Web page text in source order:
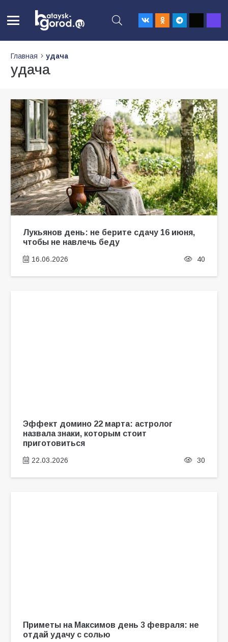
Главная удача
удача
Лукьянов день: не берите сдачу 16 июня,
чтобы не навлечь беду
16.06.2026 40
Эффект домино 22 марта: астролог
назвала знаки, которым стоит
приготовиться
22.03.2026 30
Приметы на Максимов день 3 февраля: не
отдай удачу с солью